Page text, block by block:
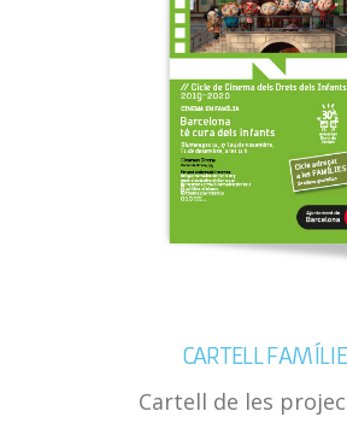
CARTELL
Cartell de les